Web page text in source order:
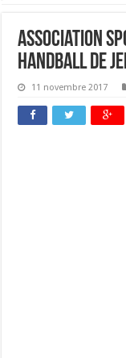
Association
Handball de
11 novembre 2017